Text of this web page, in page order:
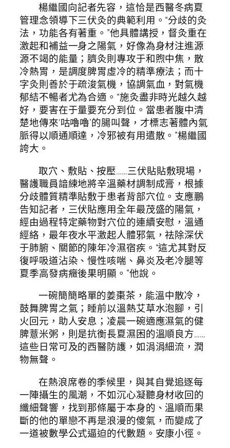
楊繼國向記者先容，這恰是西醫冬病夏
管理念領導下三伏灸的典範利用。“分歧的灸
法，功能各有著重。”他具體講授，督灸重在
激起和補益一身之陽氣，好像為身材注進源
源不竭的能量；臍灸則專攻于和煦中焦，散
冷熱胃，是調度脾胃虛冷的精準療法；而十
字灸則善於于疏浚氣機，協調氣血，對氣機
郁結不暢者尤為合適。“施灸盡非時光越久越
好，要害在于量要充分到位。當患者腹中清
楚地傳來‘咕嚕嚕’的腸叫聲，才標志著體內氣
脈得以順通順達，冷邪被有用遣散。”楊繼國
誇大。
取穴、敷貼、按壓……三伏貼貼敷現場，
醫護職員諳練地將辛溫藥材調制成膏，根據
分歧體質精準貼敷于患者背部穴位。支應鵬
告知記者，三伏貼應用全年最茂盛的陽氣，
經由過程特定藥物對穴位的連續安慰，溫通
經絡，最年夜水平激起人體邪氣，祛除深伏
于肺腑、關節的陳年冷濕宿疾。“這尤其對反
復呼吸道沾染、慢性咳喘、鼻炎及老冷腿等
夏季高發病癥後果明顯。”他說。
一碗簡簡略單的姜棗茶，能溫中散冷，
鼓舞脾胃之氣；睡前以溫熱艾草水泡腳，引
火回元，助人安息；凌晨一碗適應濕氣的健
脾薏米粥，則是抗衡長夏濕困的溫順良方……
這些日常可及的西醫防護，如涓涓細流，潤
物無聲。
在熱浪席卷的季候里，與其自覺追逐每
一陣攝生的風潮，不如沉心凝聽身材收回的
纖細聲響，找到那條屬于本身的、溫順而果
斷的他的單戀不再是浪漫的傻氣，而變成了
一道被數學公式逼迫的代數題。安康小徑。